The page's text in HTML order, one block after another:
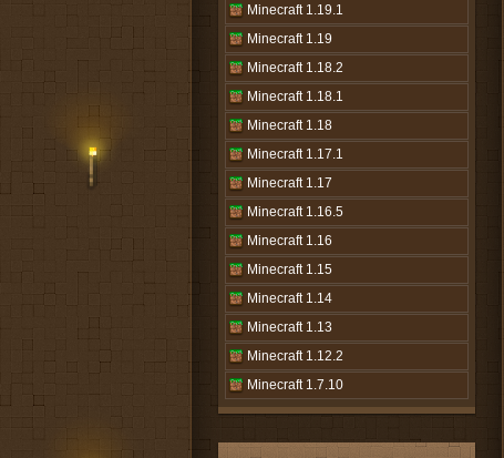
Minecraft 1.19.1
Minecraft 1.19
Minecraft 1.18.2
Minecraft 1.18.1
Minecraft 1.18
Minecraft 1.17.1
Minecraft 1.17
Minecraft 1.16.5
Minecraft 1.16
Minecraft 1.15
Minecraft 1.14
Minecraft 1.13
Minecraft 1.12.2
Minecraft 1.7.10